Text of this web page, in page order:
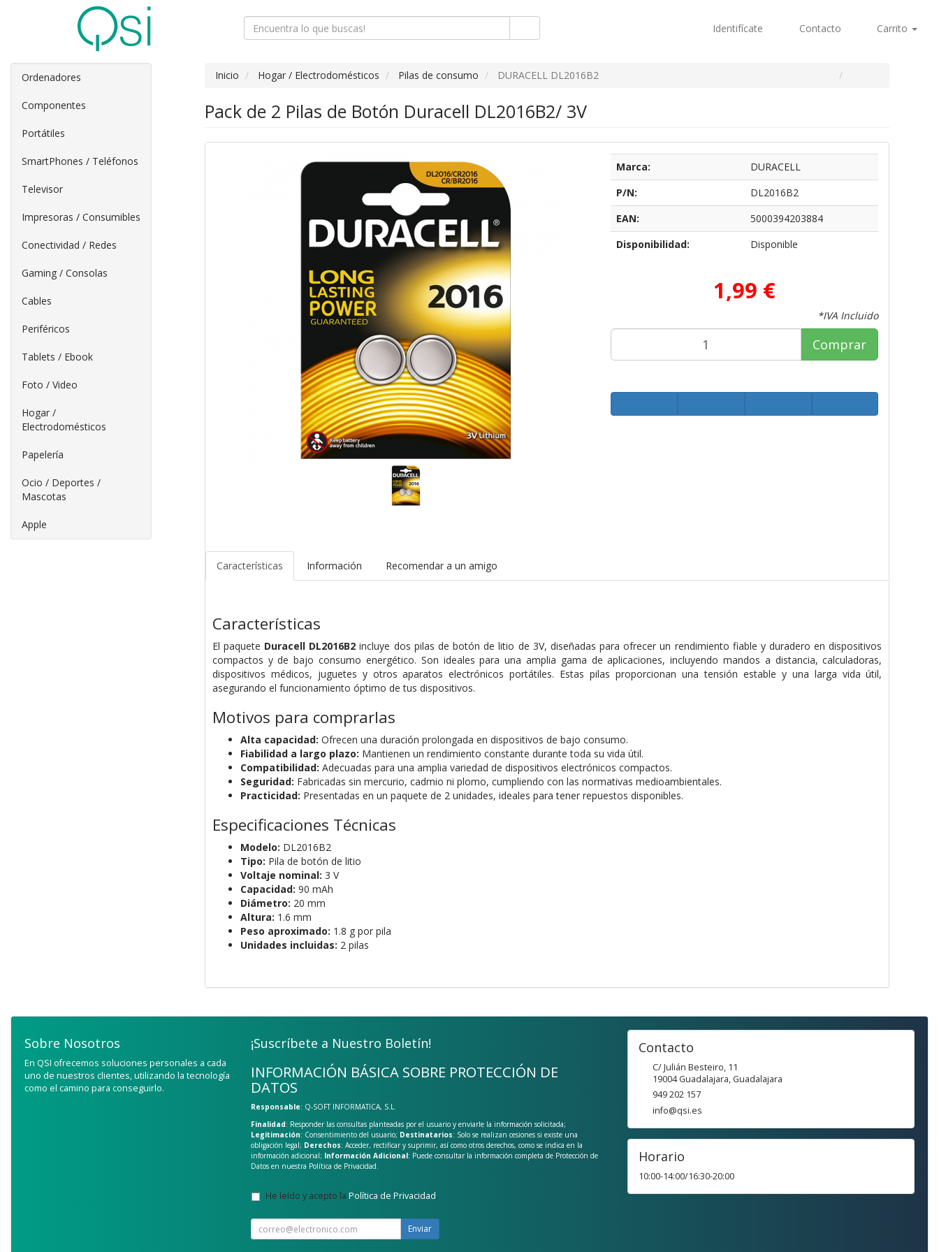
Identifícate Contacto Carrito
Ordenadores
Componentes
Portátiles
SmartPhones / Teléfonos
Televisor
Impresoras / Consumibles
Conectividad / Redes
Gaming / Consolas
Cables
Periféricos
Tablets / Ebook
Foto / Video
Hogar /
Electrodomésticos
Papelería
Ocio / Deportes /
Mascotas
Apple
Inicio Hogar / Electrodomésticos Pilas de consumo DURACELL DL2016B2
Pack de 2 Pilas de Botón Duracell DL2016B2/ 3V
Marca:
DURACELL
P/N:
DL2016B2
EAN:
5000394203884
Disponibilidad:
Disponible
1,99 €
*IVA Incluido
Comprar
Características Información Recomendar a un amigo
Características
El paquete Duracell DL2016B2 incluye dos pilas de botón de litio de 3V, diseñadas para ofrecer un rendimiento fiable y duradero en dispositivos
compactos y de bajo consumo energético. Son ideales para una amplia gama de aplicaciones, incluyendo mandos a distancia, calculadoras,
dispositivos médicos, juguetes y otros aparatos electrónicos portátiles. Estas pilas proporcionan una tensión estable y una larga vida útil,
asegurando el funcionamiento óptimo de tus dispositivos.
Motivos para comprarlas
Alta capacidad: Ofrecen una duración prolongada en dispositivos de bajo consumo.
Fiabilidad a largo plazo: Mantienen un rendimiento constante durante toda su vida útil.
Compatibilidad: Adecuadas para una amplia variedad de dispositivos electrónicos compactos.
Seguridad: Fabricadas sin mercurio, cadmio ni plomo, cumpliendo con las normativas medioambientales.
Practicidad: Presentadas en un paquete de 2 unidades, ideales para tener repuestos disponibles.
Especificaciones Técnicas
Modelo: DL2016B2
Tipo: Pila de botón de litio
Voltaje nominal: 3 V
Capacidad: 90 mAh
Diámetro: 20 mm
Altura: 1.6 mm
Peso aproximado: 1.8 g por pila
Unidades incluidas: 2 pilas
Sobre Nosotros
En QSI ofrecemos soluciones personales a cada
uno de nuestros clientes, utilizando la tecnología
como el camino para conseguirlo.
¡Suscríbete a Nuestro Boletín!
INFORMACIÓN BÁSICA SOBRE PROTECCIÓN DE
DATOS
Responsable: Q-SOFT INFORMATICA, S.L.
Finalidad: Responder las consultas planteadas por el usuario y enviarle la información solicitada;
Legitimación: Consentimiento del usuario; Destinatarios: Solo se realizan cesiones si existe una
obligación legal; Derechos: Acceder, rectificar y suprimir, así como otros derechos, como se indica en la
información adicional; Información Adicional: Puede consultar la información completa de Protección de
Datos en nuestra Política de Privacidad.
He leído y acepto la Política de Privacidad.
Enviar
Contacto
C/ Julián Besteiro, 11
19004 Guadalajara, Guadalajara
949 202 157
info@qsi.es
Horario
10:00-14:00/16:30-20:00